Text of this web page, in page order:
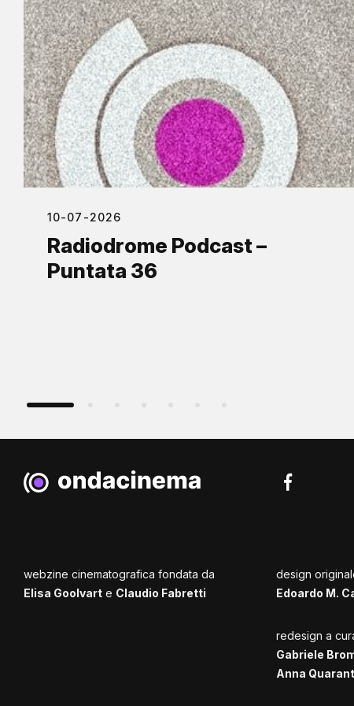
10-07-2026
Radiodrome Podcast –
Puntata 36
webzine cinematografica fondata da
Elisa Goolvart e Claudio Fabretti
design
Edoardo M.
redesign a
Gabriele
Anna